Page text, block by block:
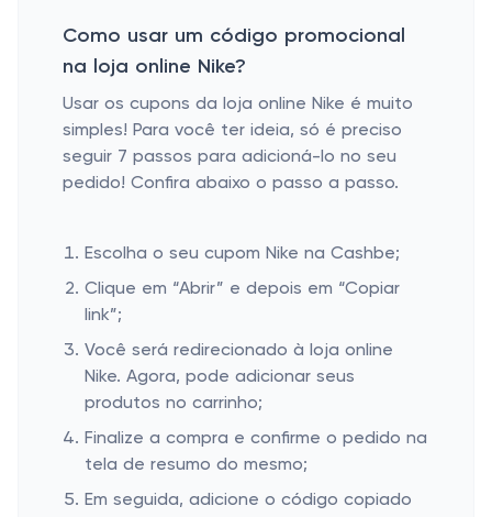
Como usar um código promocional
na loja online Nike?
Usar os cupons da loja online Nike é muito
simples! Para você ter ideia, só é preciso
seguir 7 passos para adicioná-lo no seu
pedido! Confira abaixo o passo a passo.
Escolha o seu cupom Nike na Cashbe;
Clique em “Abrir” e depois em “Copiar
link”;
Você será redirecionado à loja online
Nike. Agora, pode adicionar seus
produtos no carrinho;
Finalize a compra e confirme o pedido na
tela de resumo do mesmo;
Em seguida, adicione o código copiado